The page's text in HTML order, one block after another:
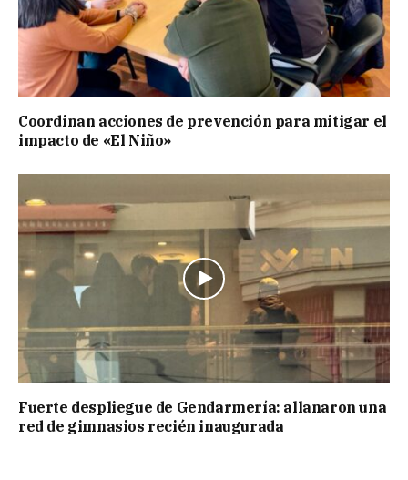
Coordinan acciones de prevención para mitigar el
impacto de «El Niño»
Fuerte despliegue de Gendarmería: allanaron una
red de gimnasios recién inaugurada